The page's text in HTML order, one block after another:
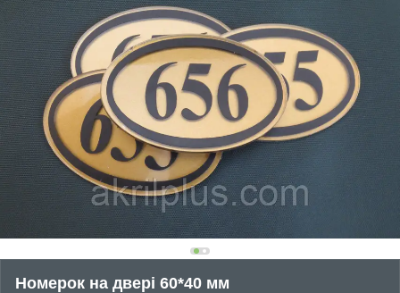
Номерок на двері 60*40 мм